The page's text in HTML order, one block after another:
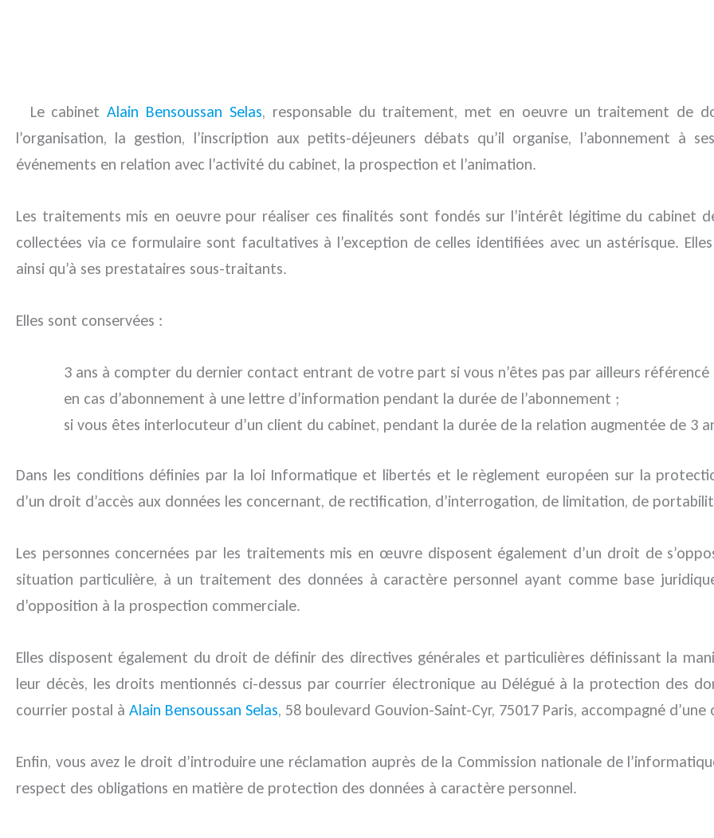
Le cabinetAlain Bensoussan Selas, responsable du traitement, met en oeuvre un traitement de
l’organisation, la gestion, l’inscription aux petits-déjeuners débats qu’il organise, l’abonnement à
événements en relation avec l’activité du cabinet, la prospection et l’animation.
Les traitements mis en oeuvre pour réaliser ces finalités sont fondés sur l’intérêt légitime du cabinet
collectées via ce formulaire sont facultatives à l’exception de celles identifiées avec un astérisque.
ainsi qu’à ses prestataires sous-traitants.
Elles sont conservées :
3 ans à compter du dernier contact entrant de votre part si vous n’êtes pas par ailleurs
en cas d’abonnement à une lettre d’information pendant la durée de l’abonnement ;
si vous êtes interlocuteur d’un client du cabinet, pendant la durée de la relation augmentée de 3
Dans les conditions définies par la loi Informatique et libertés et le règlement européen sur la
d’un droit d’accès aux données les concernant, de rectification, d’interrogation, de limitation, de
Les personnes concernées par les traitements mis en œuvre disposent également d’un droit de
situation particulière, à un traitement des données à caractère personnel ayant comme base
d’opposition à la prospection commerciale.
Elles disposent également du droit de définir des directives générales et particulières définissant la
leur décès, les droits mentionnés ci-dessus par courrier électronique au Délégué à la protection des
courrier postal à Alain Bensoussan Selas, 58 boulevard Gouvion-Saint-Cyr, 75017 Paris, accompagné
Enfin, vous avez le droit d’introduire une réclamation auprès de la Commission nationale de
respect des obligations en matière de protection des données à caractère personnel.